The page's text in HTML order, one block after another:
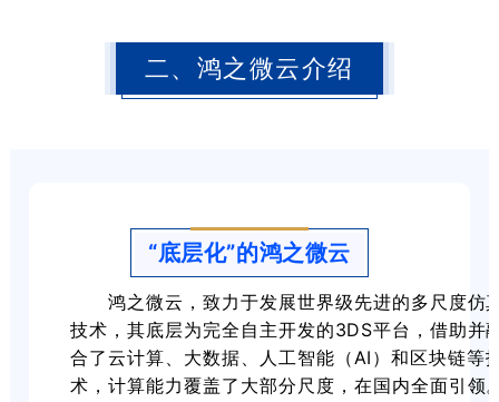
二、鸿之微云介绍
“底层化”的鸿之微云
鸿之微云，致力于发展世界级先进的多尺度仿
技术，其底层为完全自主开发的3DS平台，借助并
合了云计算、大数据、人工智能（AI）和区块链等
术，计算能力覆盖了大部分尺度，在国内全面引领